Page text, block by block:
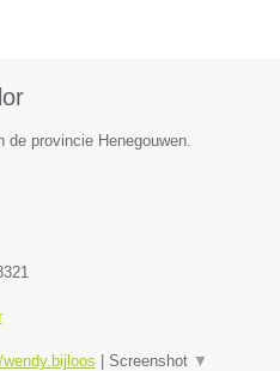
de provincie Henegouwen.
Screenshot ▼